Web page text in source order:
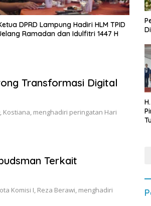
DPRD Lampung Hadiri HLM TPID
Ramadan dan Idulfitri 1447 H
Transformasi Digital
Kostiana, menghadiri peringatan Hari
Terkait
Komisi I, Reza Berawi, menghadiri